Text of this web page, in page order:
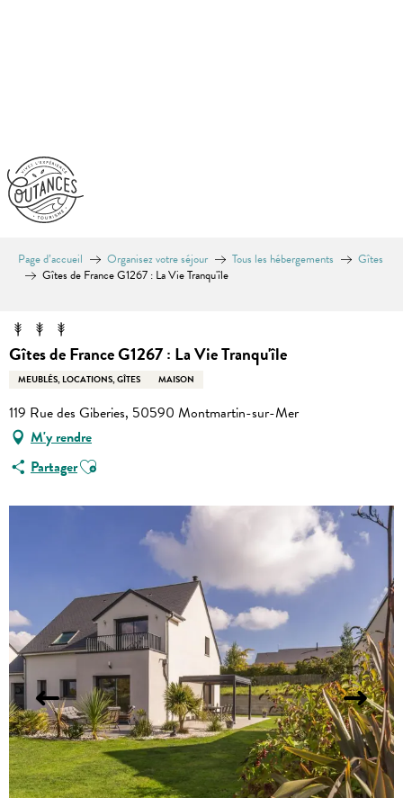
Page d’accueil Organisez votre séjour Tous les hébergements
Gîtes
Gîtes de France G1267 : La Vie Tranqu'île
Gîtes de France G1267 : La Vie Tranqu'île
MEUBLÉS, LOCATIONS, GÎTES MAISON
119 Rue des Giberies, 50590 Montmartin-sur-Mer
M'y rendre
PartagerAjouter aux favoris